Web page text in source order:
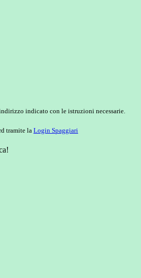
indicato con le istruzioni necessarie.
tramite la Login Spaggiari